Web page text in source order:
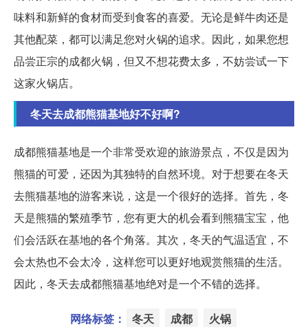
味料和新鲜的食材而受到食客的喜爱。无论是鲜牛肉还是
其他配菜，都可以满足您对火锅的追求。因此，如果您想
品尝正宗的成都火锅，但又不想花费太多，不妨尝试一下
这家火锅店。
冬天去成都熊猫基地好不好啊?
成都熊猫基地是一个非常受欢迎的旅游景点，不仅是因为
熊猫的可爱，还因为其独特的自然环境。对于想要在冬天
去熊猫基地的游客来说，这是一个很好的选择。首先，冬
天是熊猫的繁殖季节，您有更大的机会看到熊猫宝宝，他
们会活跃在基地的各个角落。其次，冬天的气温适宜，不
会太热也不会太冷，这样您可以更好地观赏熊猫的生活。
因此，冬天去成都熊猫基地绝对是一个不错的选择。
网络标签： 冬天 成都 火锅